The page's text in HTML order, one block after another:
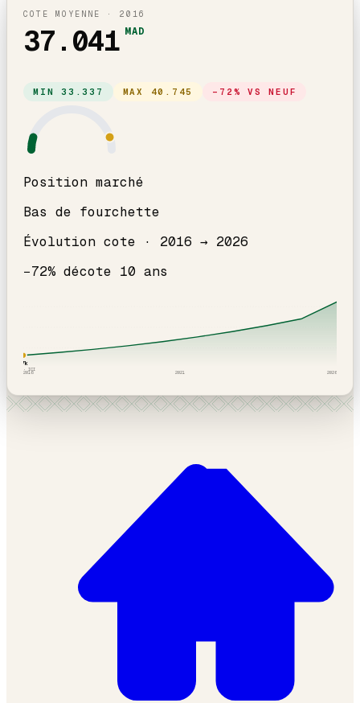
COTE MOYENNE · 2016
37.041 MAD
MIN33.337 MAX 40.745 − 72 % VS NEUF
Position marché
Bas de fourchette
Évolution cote · 2016 → 2026
−72% décote 10 ans
37k
· ICI
2016 2021 2026